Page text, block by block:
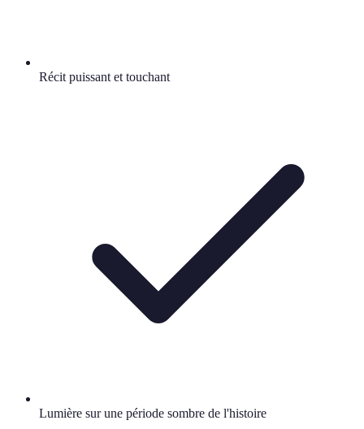
Récit puissant et touchant
Lumière sur une période sombre de l'histoire